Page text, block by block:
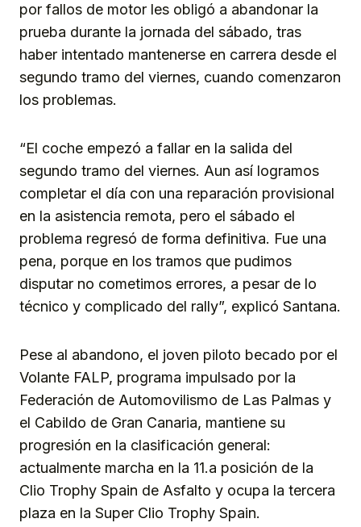
por fallos de motor les obligó a abandonar la
prueba durante la jornada del sábado, tras
haber intentado mantenerse en carrera desde el
segundo tramo del viernes, cuando comenzaron
los problemas.
“El coche empezó a fallar en la salida del
segundo tramo del viernes. Aun así logramos
completar el día con una reparación provisional
en la asistencia remota, pero el sábado el
problema regresó de forma definitiva. Fue una
pena, porque en los tramos que pudimos
disputar no cometimos errores, a pesar de lo
técnico y complicado del rally”, explicó Santana.
Pese al abandono, el joven piloto becado por el
Volante FALP, programa impulsado por la
Federación de Automovilismo de Las Palmas y
el Cabildo de Gran Canaria, mantiene su
progresión en la clasificación general:
actualmente marcha en la 11.a posición de la
Clio Trophy Spain de Asfalto y ocupa la tercera
plaza en la Super Clio Trophy Spain.